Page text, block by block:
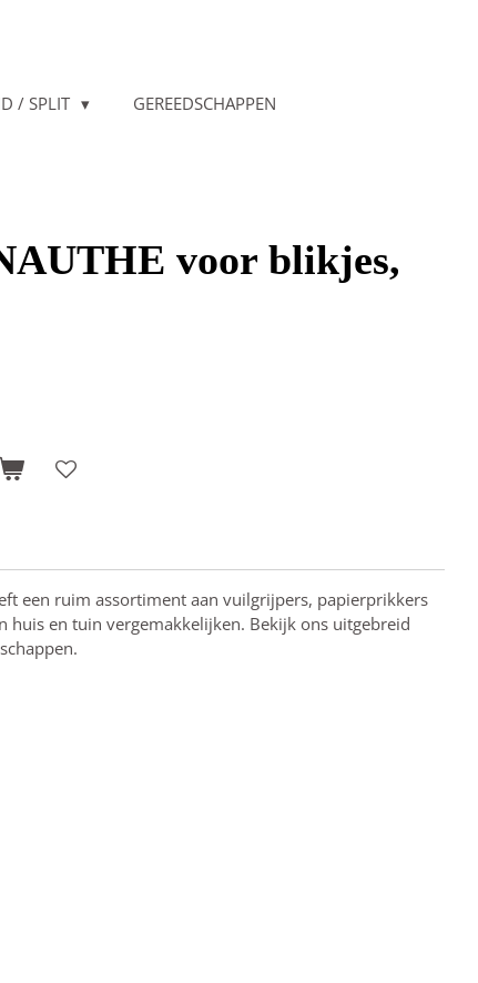
/ SPLIT
GEREEDSCHAPPEN
voor blikjes,
een ruim assortiment aan vuilgrijpers, papierprikkers
huis en tuin vergemakkelijken. Bekijk ons uitgebreid